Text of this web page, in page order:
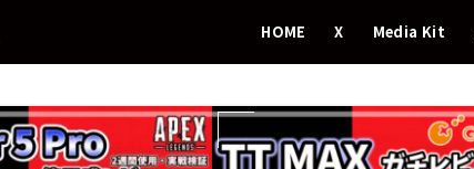
HOME X Media Kit